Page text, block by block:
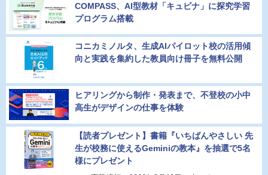
COMPASS、AI型教材「キュビナ」に探究学習
プログラム搭載
コニカミノルタ、生成AIパイロット校の活用傾
向と実践を集約した教員向け冊子を無料公開
ヒアリングから制作・発表まで、不登校の小中
高生がデザインの仕事を体験
【読者プレゼント】書籍『いちばんやさしい 先
生が校務に使えるGeminiの教本』を抽選で5名
様にプレゼント